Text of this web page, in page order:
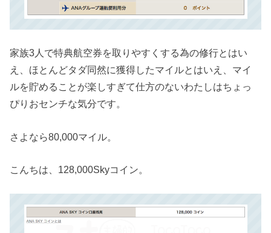
家族3人で特典航空券を取りやすくする為の修行とはい
え、ほとんどタダ同然に獲得したマイルとはいえ、マイ
ルを貯めることが楽しすぎて仕方のないわたしはちょっ
ぴりおセンチな気分です。
さよなら80,000マイル。
こんちは、128,000Skyコイン。